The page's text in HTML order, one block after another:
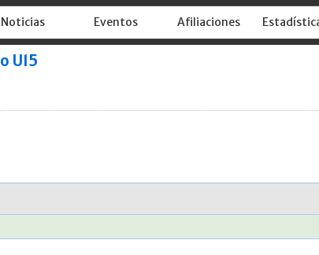
Noticias Eventos Afiliaciones
U15